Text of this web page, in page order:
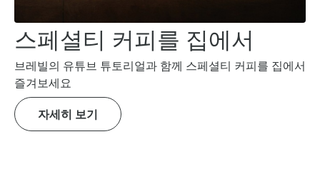
스페셜티 커피를 집에서
브레빌의 유튜브 튜토리얼과 함께 스페셜티 커피를 집에서
즐겨보세요
자세히 보기